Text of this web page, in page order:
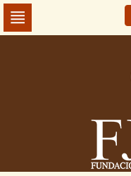
Skip
The